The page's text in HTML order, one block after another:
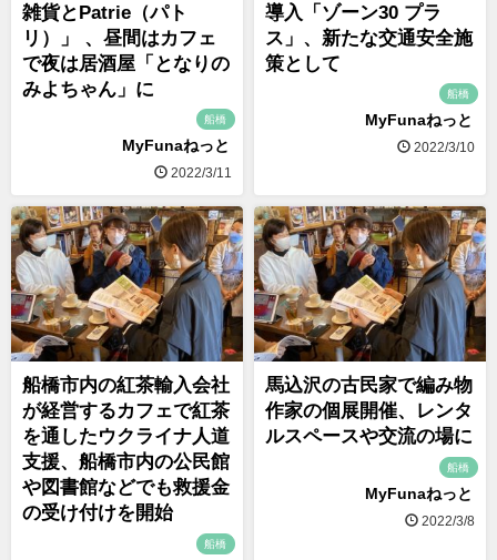
雑貨とPatrie（パト
リ）」 、昼間はカフェ
で夜は居酒屋「となりの
みよちゃん」に
船橋
MyFunaねっと
2022/3/11
導入「ゾーン30 プラ
ス」、新たな交通安全施
策として
船橋
MyFunaねっと
2022/3/10
船橋市内の紅茶輸入会社
が経営するカフェで紅茶
を通したウクライナ人道
支援、船橋市内の公民館
や図書館などでも救援金
の受け付けを開始
船橋
馬込沢の古民家で編み物
作家の個展開催、レンタ
ルスペースや交流の場に
船橋
MyFunaねっと
2022/3/8